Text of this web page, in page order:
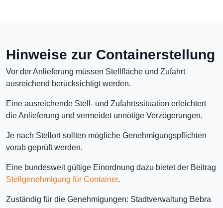
Hinweise zur Containerstellung
Vor der Anlieferung müssen Stellfläche und Zufahrt
ausreichend berücksichtigt werden.
Eine ausreichende Stell- und Zufahrtssituation erleichtert
die Anlieferung und vermeidet unnötige Verzögerungen.
Je nach Stellort sollten mögliche Genehmigungspflichten
vorab geprüft werden.
Eine bundesweit gültige Einordnung dazu bietet der Beitrag
Stellgenehmigung für Container.
Zuständig für die Genehmigungen: Stadtverwaltung Bebra